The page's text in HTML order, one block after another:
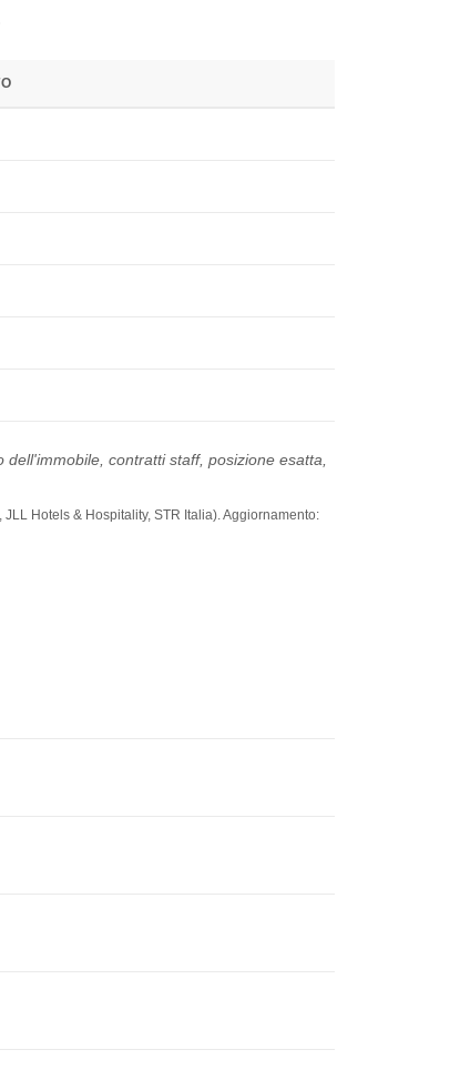
contratti staff, posizione esatta,
Hotels & Hospitality, STR Italia). Aggiornamento: